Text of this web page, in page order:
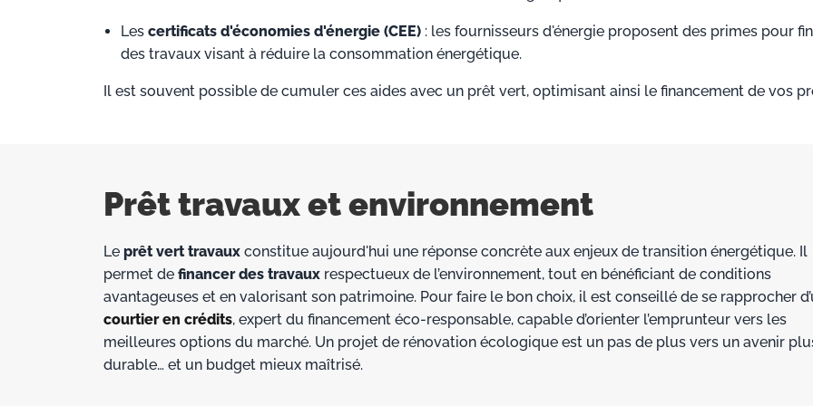
Les certificats d'économies d'énergie (CEE) : les fournisseurs d'énergie proposent des primes pour
des travaux visant à réduire la consommation énergétique.
Il est souvent possible de cumuler ces aides avec un prêt vert, optimisant ainsi le financement de vos
Prêt travaux et environnement
Le prêt vert travaux constitue aujourd'hui une réponse concrète aux enjeux de transition énergétique. Il
permet de financer des travaux respectueux de l’environnement, tout en bénéficiant de conditions
avantageuses et en valorisant son patrimoine. Pour faire le bon choix, il est conseillé de se rapprocher
courtier en crédits, expert du financement éco-responsable, capable d’orienter l’emprunteur vers les
meilleures options du marché. Un projet de rénovation écologique est un pas de plus vers un avenir
durable… et un budget mieux maîtrisé.